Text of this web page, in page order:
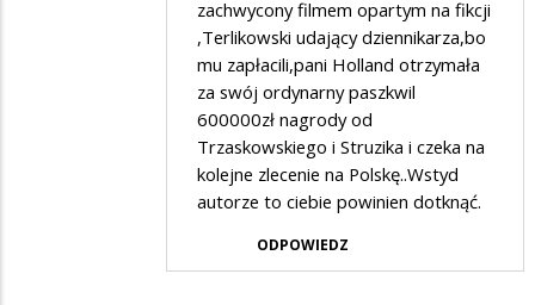
zachwycony filmem opartym na fikcji
,Terlikowski udający dziennikarza,bo
mu zapłacili,pani Holland otrzymała
za swój ordynarny paszkwil
600000zł nagrody od
Trzaskowskiego i Struzika i czeka na
kolejne zlecenie na Polskę..Wstyd
autorze to ciebie powinien dotknąć.
ODPOWIEDZ